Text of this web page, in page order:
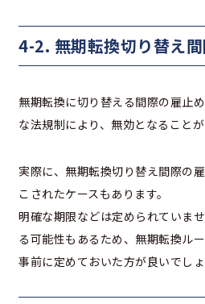
4-2. 無期転換切り替え
無期転換に切り替える間際の雇止
な法規制により、無効となることが
実際に、無期転換切り替え間際の
こされたケースもあります。
明確な期限などは定められていま
る可能性もあるため、無期転換ル
事前に定めておいた方が良いでしょ